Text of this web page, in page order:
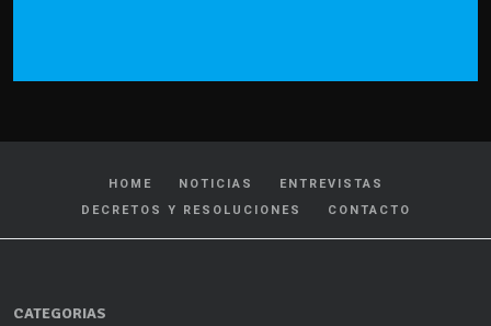
HOME NOTICIAS
ENTREVISTAS
DECRETOS Y RESOLUCIONES
CONTACTO
CATEGORIAS